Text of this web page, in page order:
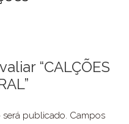
“CALÇÕES
será publicado. Campos